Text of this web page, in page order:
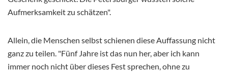
Aufmerksamkeit zu schätzen".
Allein, die Menschen selbst schienen diese Auffassung nicht
ganz zu teilen. "Fünf Jahre ist das nun her, aber ich kann
immer noch nicht über dieses Fest sprechen, ohne zu